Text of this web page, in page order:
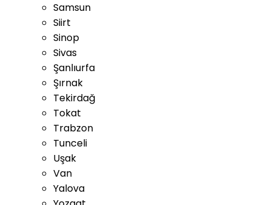
Samsun
Siirt
Sinop
Sivas
Şanlıurfa
Şırnak
Tekirdağ
Tokat
Trabzon
Tunceli
Uşak
Van
Yalova